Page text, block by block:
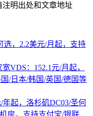
明出处和文章地址
选，2.2美元/月起，支持
VDS：152.1元/月起，
/日本/韩国/英国/德国等
年起，洛杉矶DC03/圣何